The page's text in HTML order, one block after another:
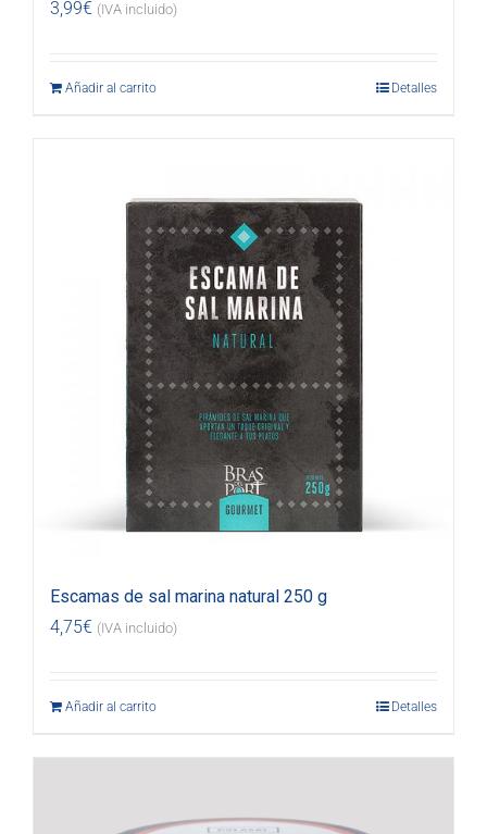
3,99€ (IVA incluido)
Añadir al carrito Detalles
Escamas de sal marina natural 250 g
4,75€ (IVA incluido)
Añadir al carrito Detalles